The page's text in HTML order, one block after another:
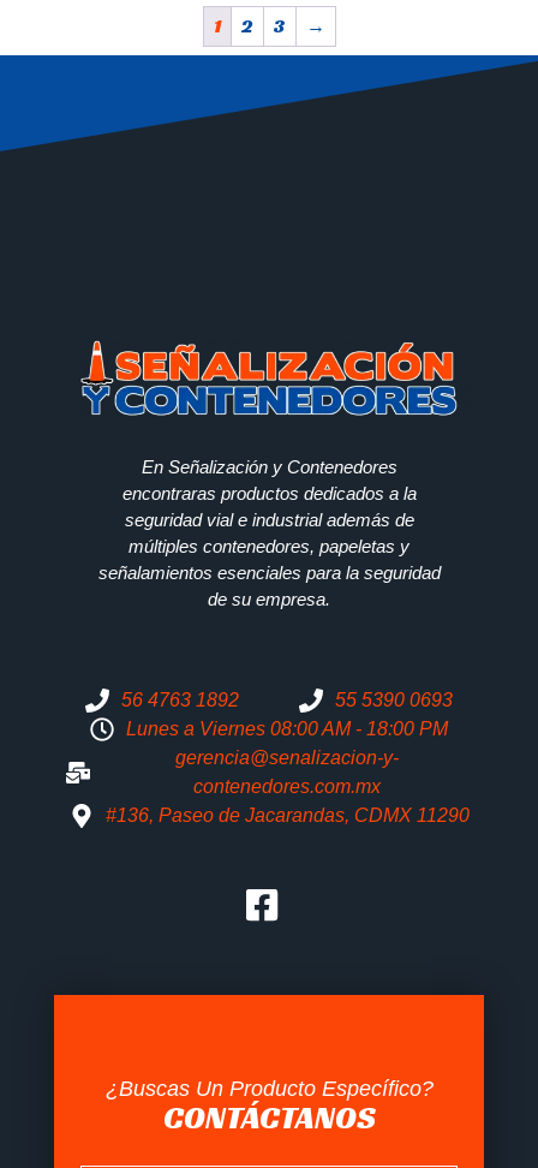
1 2 3 →
En Señalización y Contenedores
encontraras productos dedicados a la
seguridad vial e industrial además de
múltiples contenedores, papeletas y
señalamientos esenciales para la seguridad
de su empresa.
56 4763 1892
55 5390 0693
Lunes a Viernes 08:00 AM - 18:00 PM
gerencia@senalizacion-y-
contenedores.com.mx
#136, Paseo de Jacarandas, CDMX 11290
¿Buscas Un Producto Específico?
CONTÁCTANOS